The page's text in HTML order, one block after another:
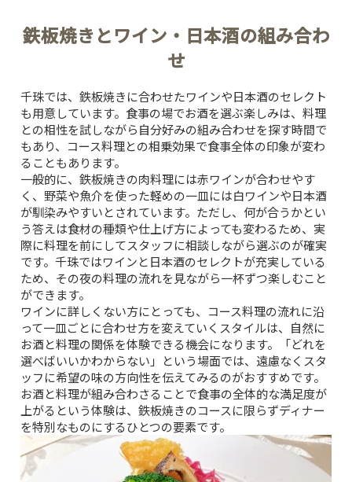
鉄板焼きとワイン・日本酒の組み合わ
せ
千珠では、鉄板焼きに合わせたワインや日本酒のセレクト
も用意しています。食事の場でお酒を選ぶ楽しみは、料理
との相性を試しながら自分好みの組み合わせを探す時間で
もあり、コース料理との相乗効果で食事全体の印象が変わ
ることもあります。
一般的に、鉄板焼きの肉料理には赤ワインが合わせやす
く、野菜や魚介を使った軽めの一皿には白ワインや日本酒
が馴染みやすいとされています。ただし、何が合うかとい
う答えは食材の種類や仕上げ方によっても変わるため、実
際に料理を前にしてスタッフに相談しながら選ぶのが確実
です。千珠ではワインと日本酒のセレクトが充実している
ため、その夜の料理の流れを見ながら一杯ずつ楽しむこと
ができます。
ワインに詳しくない方にとっても、コース料理の流れに沿
って一皿ごとに合わせ方を変えていくスタイルは、自然に
お酒と料理の関係を体験できる機会になります。「どれを
選べばいいかわからない」という場面では、遠慮なくスタ
ッフに希望の味の方向性を伝えてみるのがおすすめです。
お酒と料理が組み合わさることで食事の全体的な満足度が
上がるという体験は、鉄板焼きのコースに限らずディナー
を特別なものにするひとつの要素です。